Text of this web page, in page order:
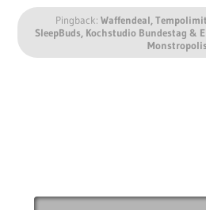
Pingback: Waffendeal,
SleepBuds, Kochstudio Bundestag &
Monstropolis